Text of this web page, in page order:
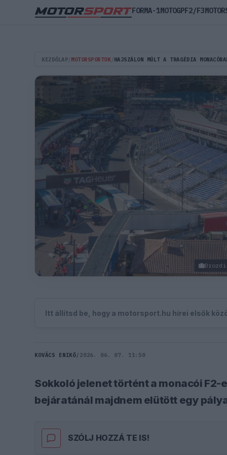
KEZDŐLAP MOTORSPORTOK HAJSZÁLON MÚLT A TRAGÉDIA
Itt állítsd be, hogy a motorsport.hu hírei elsők
KOVÁCS ENIKŐ/ 2026. 06. 07. 11:50
Sokkoló jelenet történt a monacói
bejáratánál majdnem elütött egy
SZÓLJ HOZZÁ TE IS!
FORMA-1MOTOGPF2/F3